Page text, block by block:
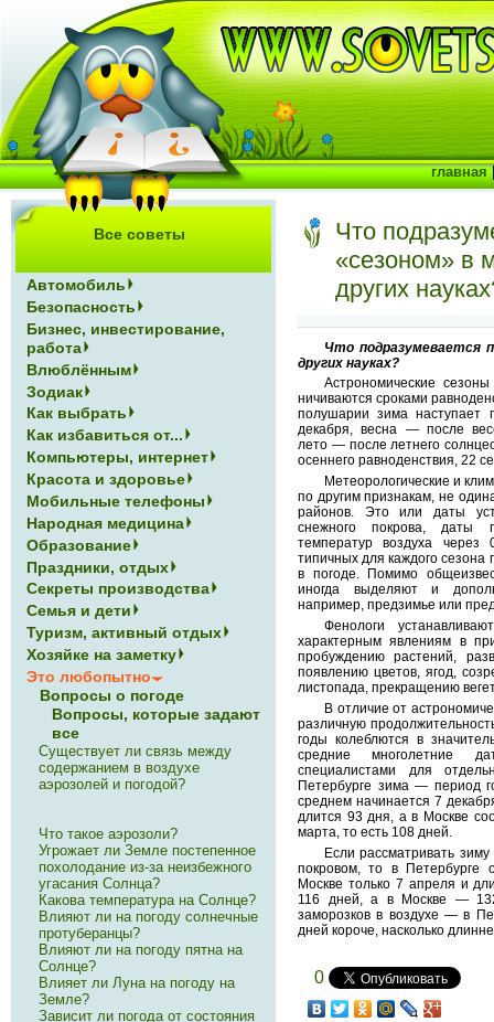
Что
«сезоном» в
других
Что подразумевается
других науках?
Астрономические
ничиваются сроками
полушарии зима наступает
декабря, весна — после
лето — после летнего
осеннего равноденствия, 22
Метеорологические и
по другим признакам, не
районов. Это или даты
снежного покрова, даты
температур воздуха
типичных для каждого
в погоде. Помимо
иногда выделяют и
например, пред­зимье или
Фенологи
характерным явлениям в
пробуждению растений,
появлению цветов, ягод,
листопада, прекращению
В отличие от
различную
годы колеблются в
средние многолетние
специалистами для
Петербурге зима — период
среднем начинается 7
длится 93 дня, а в Москве
марта, то есть 108 дней.
Если рассматривать
покровом, то в Петербурге
Москве только 7 апреля и
116 дней, а в Москве —
заморозков в воздухе — в
дней короче, насколько
0
Все советы
Автомобиль
Безопасность
Бизнес, инвестирование,
работа
Влюблённым
Зодиак
Как выбрать
Как избавиться от...
Компьютеры, интернет
Красота и здоровье
Мобильные телефоны
Народная медицина
Образование
Праздники, отдых
Секреты производства
Семья и дети
Туризм, активный отдых
Хозяйке на заметку
Это любопытно
Вопросы о погоде
Вопросы, которые задают
все
Существует ли связь между
содержанием в воздухе
аэрозолей и погодой?
Что такое аэрозоли?
Угрожает ли Земле постепенное
похолодание из-за неизбежного
угасания Солнца?
Какова температура на Солнце?
Влияют ли на погоду солнечные
протуберанцы?
Влияют ли на погоду пятна на
Солнце?
Влияет ли Луна на погоду на
Земле?
Зависит ли погода от состояния
главная